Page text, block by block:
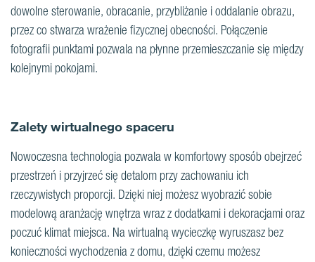
dowolne sterowanie, obracanie, przybliżanie i oddalanie obrazu,
przez co stwarza wrażenie fizycznej obecności. Połączenie
fotografii punktami pozwala na płynne przemieszczanie się między
kolejnymi pokojami.
Zalety wirtualnego spaceru
Nowoczesna technologia pozwala w komfortowy sposób obejrzeć
przestrzeń i przyjrzeć się detalom przy zachowaniu ich
rzeczywistych proporcji. Dzięki niej możesz wyobrazić sobie
modelową aranżację wnętrza wraz z dodatkami i dekoracjami oraz
poczuć klimat miejsca. Na wirtualną wycieczkę wyruszasz bez
konieczności wychodzenia z domu, dzięki czemu możesz